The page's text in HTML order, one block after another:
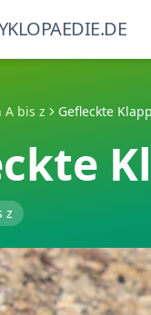
A bis z Gefleckte
z